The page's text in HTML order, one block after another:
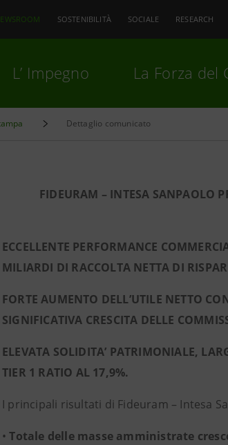
SOSTENIBILITÀ SOCIALE RESEARCH
L’ Impegno La Forza del
Dettaglio comunicato
FIDEURAM – INTESA SANPAOLO
ECCELLENTE PERFORMANCE
MILIARDI DI RACCOLTA NETTA DI
FORTE AUMENTO DELL’UTILE NETTO
SIGNIFICATIVA CRESCITA DELLE
ELEVATA SOLIDITA’ PATRIMONIALE,
TIER 1 RATIO AL 17,9%.
I principali risultati di Fideuram – Intesa
•Totale delle masse amministrate